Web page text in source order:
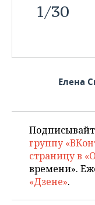
1/30
Елена
группу
страницу в
времени».
«Дзене».